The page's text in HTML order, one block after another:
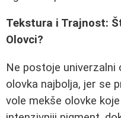
Tekstura i Trajnost:
Olovci?
Ne postoje univerzalni
olovka najbolja, jer se
vole mekše olovke